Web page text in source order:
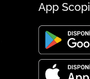
App Scopi